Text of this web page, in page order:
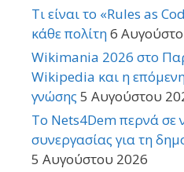
Τι είναι το «Rules as
κάθε πολίτη6
Wikimania 2026 στο
Wikipedia και η
γνώσης 5 Αυγούστου
Το Nets4Dem περνά σε
συνεργασίας για τη
5 Αυγούστου 2026